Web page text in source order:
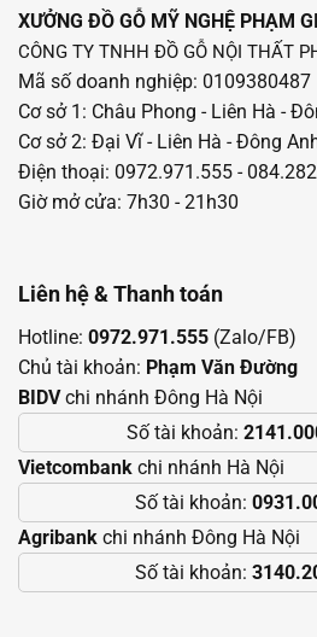
XƯỞNG ĐỒ GỖ MỸ NGHỆ PHẠM
CÔNG TY TNHH ĐỒ GỖ NỘI THẤT
Mã số doanh nghiệp: 0109380487
Cơ sở 1: Châu Phong - Liên Hà -
Cơ sở 2: Đại Vĩ - Liên Hà - Đông
Điện thoại: 0972.971.555 -
Giờ mở cửa: 7h30 - 21h30
Liên hệ & Thanh toán
Hotline: 0972.971.555 (Zalo/FB)
Chủ tài khoản: Phạm Văn Đường
BIDVchi nhánh Đông Hà Nội
Số tài khoản:
Vietcombank chi nhánh Hà Nội
Số tài khoản:
Agribank chi nhánh Đông Hà Nội
Số tài khoản: